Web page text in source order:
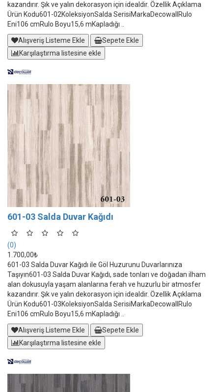
kazandırır. Şık ve yalın dekorasyon için idealdir. Özellik Açıklama
Ürün Kodu601-02KoleksiyonSalda SerisiMarkaDecowallRulo
Eni106 cmRulo Boyu15,6 mKapladığı ..
Alışveriş Listeme Ekle
Sepete Ekle
Karşılaştırma listesine ekle
601-03 Salda Duvar Kağıdı
(0)
1.700,00₺
601-03 Salda Duvar Kağıdı ile Göl Huzurunu Duvarlarınıza
Taşıyın601-03 Salda Duvar Kağıdı, sade tonları ve doğadan ilham
alan dokusuyla yaşam alanlarına ferah ve huzurlu bir atmosfer
kazandırır. Şık ve yalın dekorasyon için idealdir. Özellik Açıklama
Ürün Kodu601-03KoleksiyonSalda SerisiMarkaDecowallRulo
Eni106 cmRulo Boyu15,6 mKapladığı ..
Alışveriş Listeme Ekle
Sepete Ekle
Karşılaştırma listesine ekle